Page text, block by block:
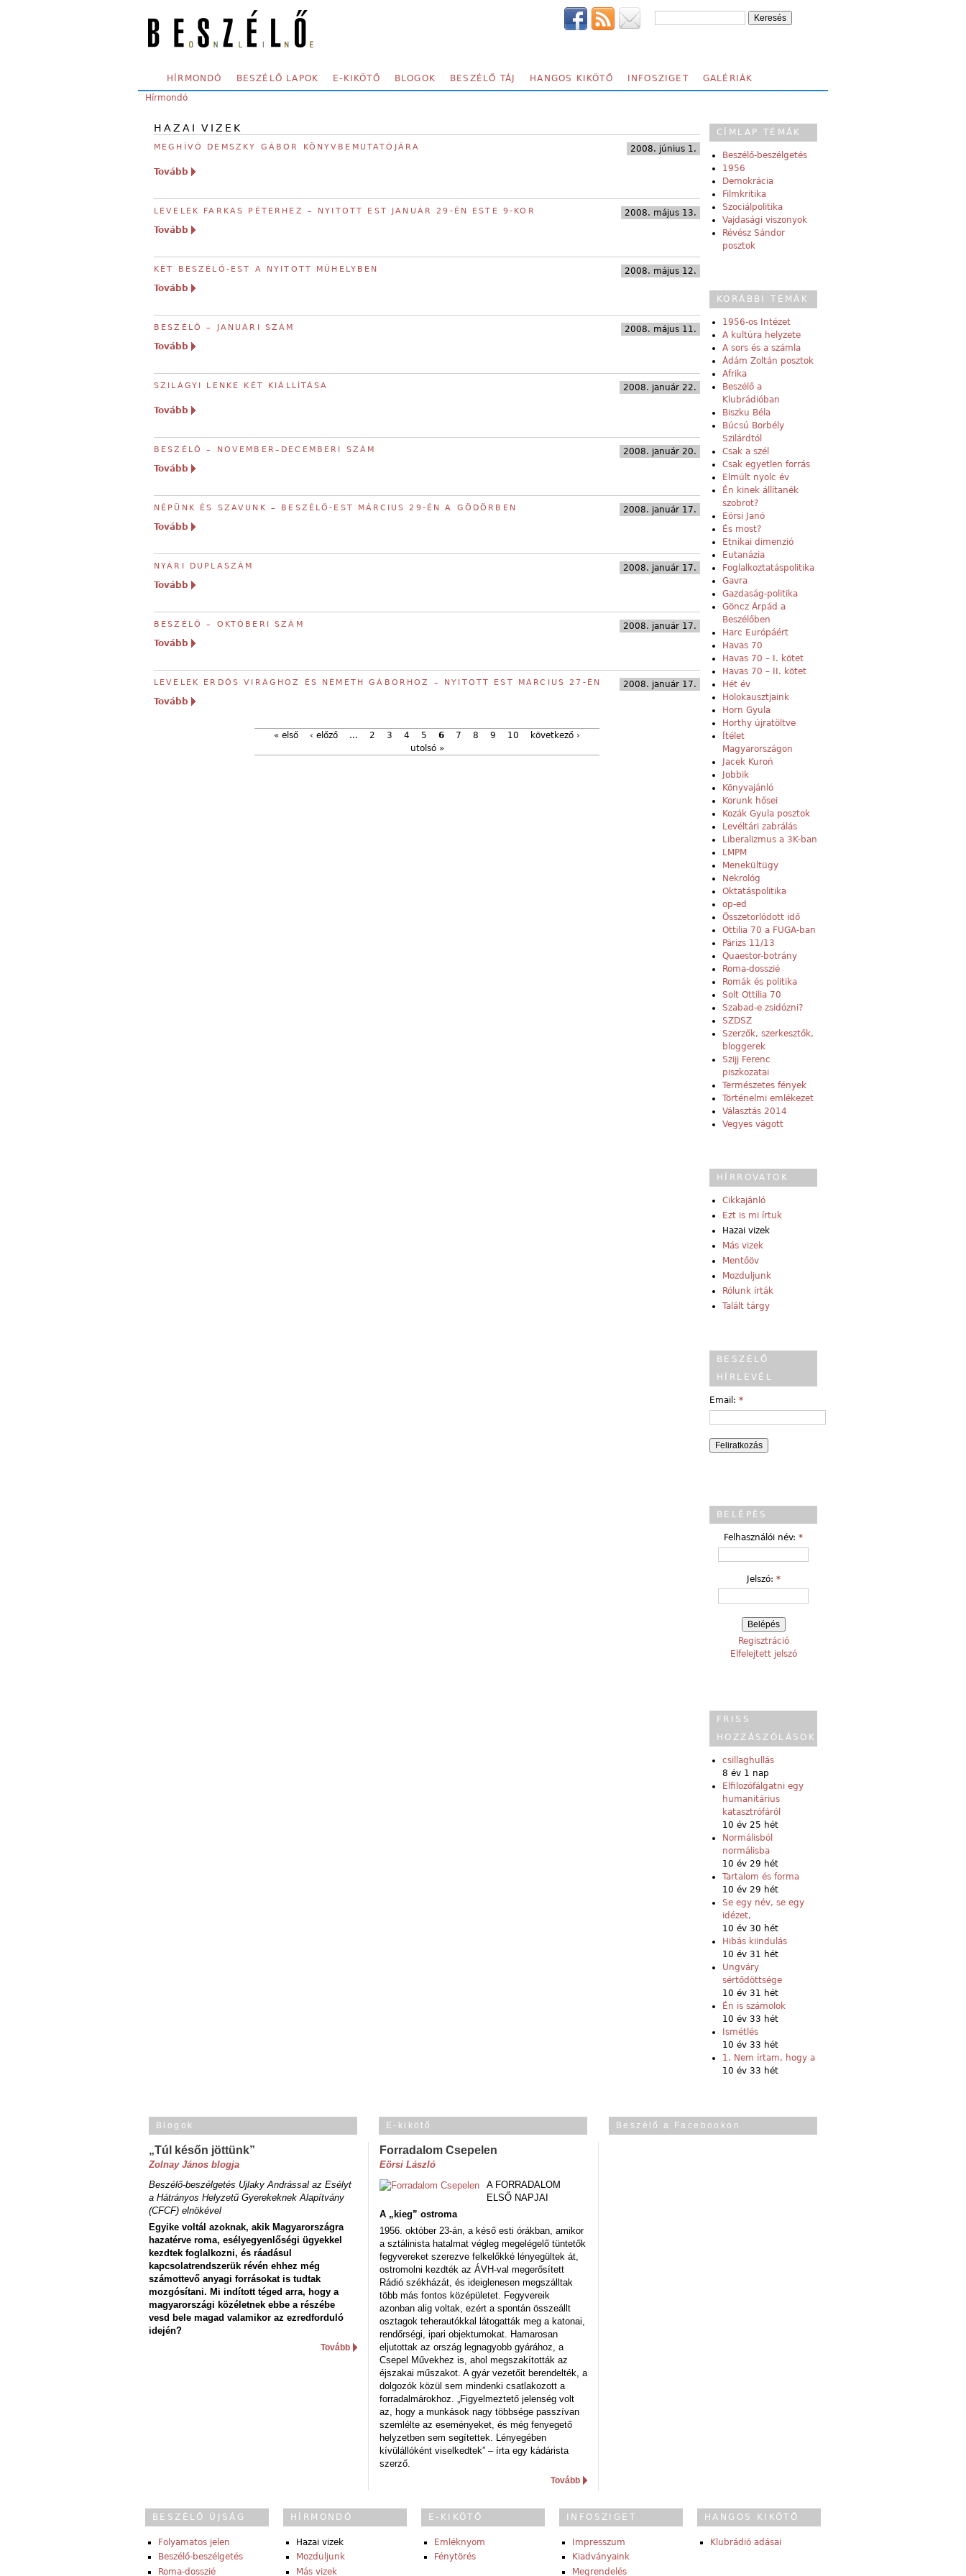
SECONDARY MENU
HÍRMONDÓ BESZÉLŐ LAPOK E-KIKÖTŐ BLOGOK BESZÉLŐ TÁJ HANGOS KIKÖTŐ INFOSZIGET GALÉRIÁK
YOU ARE HERE:
Hírmondó
HAZAI VIZEK
MEGHÍVÓ DEMSZKY GÁBOR KÖNYVBEMUTATÓJÁRA 2008. június 1.
Tovább
LEVELEK FARKAS PÉTERHEZ – NYITOTT EST JANUÁR 29-ÉN ESTE 9-KOR
2008. május 13.
Tovább
KÉT BESZÉLŐ-EST A NYITOTT MŰHELYBEN
2008. május 12.
Tovább
BESZÉLŐ – JANUÁRI SZÁM
2008. május 11.
Tovább
SZILÁGYI LENKE KÉT KIÁLLÍTÁSA 2008. január 22.
Tovább
BESZÉLŐ – NOVEMBER–DECEMBERI SZÁM
2008. január 20.
Tovább
NÉPÜNK ÉS SZAVUNK – BESZÉLŐ-EST MÁRCIUS 29-ÉN A GÖDÖRBEN
2008. január 17.
Tovább
NYÁRI DUPLASZÁM
2008. január 17.
Tovább
BESZÉLŐ – OKTÓBERI SZÁM
2008. január 17.
Tovább
LEVELEK ERDŐS VIRÁGHOZ ÉS NÉMETH GÁBORHOZ – NYITOTT EST MÁRCIUS 27-ÉN
2008. január 17.
Tovább
« első ‹ előző … 2 3 4 5 6 7 8 9 10
következő ›
utolsó »
CÍMLAP TÉMÁK
Beszélő-beszélgetés
1956
Demokrácia
Filmkritika
Szociálpolitika
Vajdasági viszonyok
Révész Sándor
posztok
KORÁBBI TÉMÁK
1956-os Intézet
A kultúra helyzete
A sors és a számla
Ádám Zoltán posztok
Afrika
Beszélő a
Klubrádióban
Biszku Béla
Búcsú Borbély
Szilárdtól
Csak a szél
Csak egyetlen forrás
Elmúlt nyolc év
Én kinek állítanék
szobrot?
Eörsi Janó
És most?
Etnikai dimenzió
Eutanázia
Foglalkoztatáspolitika
Gavra
Gazdaság-politika
Göncz Árpád a
Beszélőben
Harc Európáért
Havas 70
Havas 70 – I. kötet
Havas 70 – II. kötet
Hét év
Holokausztjaink
Horn Gyula
Horthy újratöltve
Ítélet
Magyarországon
Jacek Kuroń
Jobbik
Könyvajánló
Korunk hősei
Kozák Gyula posztok
Levéltári zabrálás
Liberalizmus a 3K-ban
LMPM
Menekültügy
Nekrológ
Oktatáspolitika
op-ed
Összetorlódott idő
Ottilia 70 a FUGA-ban
Párizs 11/13
Quaestor-botrány
Roma-dosszié
Romák és politika
Solt Ottilia 70
Szabad-e zsidózni?
SZDSZ
Szerzők, szerkesztők,
bloggerek
Szijj Ferenc
piszkozatai
Természetes fények
Történelmi emlékezet
Választás 2014
Vegyes vágott
HÍRROVATOK
Cikkajánló
Ezt is mi írtuk
Hazai vizek
Más vizek
Mentőöv
Mozduljunk
Rólunk írták
Talált tárgy
BESZÉLŐ
HÍRLEVÉL
Email: *
BELÉPÉS
Felhasználói név: *
Jelszó: *
Regisztráció
Elfelejtett jelszó
FRISS
HOZZÁSZÓLÁSOK
csillaghullás
8 év 1 nap
Elfilozófálgatni egy
humanitárius
katasztrófáról
10 év 25 hét
Normálisból
normálisba
10 év 29 hét
Tartalom és forma
10 év 29 hét
Se egy név, se egy
idézet,
10 év 30 hét
Hibás kiindulás
10 év 31 hét
Ungváry
sértődöttsége
10 év 31 hét
Én is számolok
10 év 33 hét
Ismétlés
10 év 33 hét
1. Nem írtam, hogy a
10 év 33 hét
Blogok
„Túl későn jöttünk”
Zolnay János blogja
Beszélő-beszélgetés Ujlaky Andrással az Esélyt
a Hátrányos Helyzetű Gyerekeknek Alapítvány
(CFCF) elnökével
Egyike voltál azoknak, akik Magyarországra
hazatérve roma, esélyegyenlőségi ügyekkel
kezdtek foglalkozni, és ráadásul
kapcsolatrendszerük révén ehhez még
számottevő anyagi forrásokat is tudtak
mozgósítani. Mi indított téged arra, hogy a
magyarországi közéletnek ebbe a részébe
vesd bele magad valamikor az ezredforduló
idején?
Tovább
E-kikötő
Forradalom Csepelen
Eörsi László
A FORRADALOM
ELSŐ NAPJAI
A „kieg” ostroma
1956. október 23-án, a késő esti órákban, amikor
a sztálinista hatalmat végleg megelégelő tüntetők
fegyvereket szerezve felkelőkké lényegültek át,
ostromolni kezdték az ÁVH-val megerősített
Rádió székházát, és ideiglenesen megszálltak
több más fontos középületet. Fegyvereik
azonban alig voltak, ezért a spontán összeállt
osztagok teherautókkal látogatták meg a katonai,
rendőrségi, ipari objektumokat. Hamarosan
eljutottak az ország legnagyobb gyárához, a
Csepel Művekhez is, ahol megszakították az
éjszakai műszakot. A gyár vezetőit berendelték, a
dolgozók közül sem mindenki csatlakozott a
forradalmárokhoz. „Figyelmeztető jelenség volt
az, hogy a munkások nagy többsége passzívan
szemlélte az eseményeket, és még fenyegető
helyzetben sem segítettek. Lényegében
kívülállóként viselkedtek” – írta egy kádárista
szerző.
Tovább
Beszélő a Facebookon
BESZÉLŐ ÚJSÁG
Folyamatos jelen
Beszélő-beszélgetés
Roma-dosszié
HÍRMONDÓ
Hazai vizek
Mozduljunk
Más vizek
E-KIKÖTŐ
Emléknyom
Fénytörés
INFOSZIGET
Impresszum
Kiadványaink
Megrendelés
HANGOS KIKÖTŐ
Klubrádió adásai